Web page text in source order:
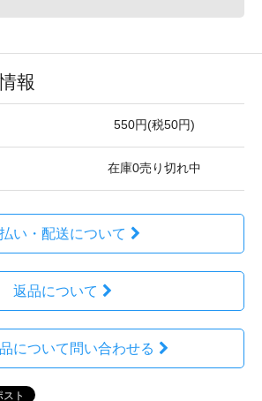
報
550円(税50円)
在庫0売り切れ中
い・配送について
返品について
について問い合わせる